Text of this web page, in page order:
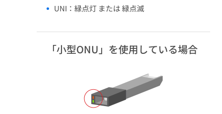
UNI：緑点灯 または 緑点滅​
「小型ONU」を使用している場合